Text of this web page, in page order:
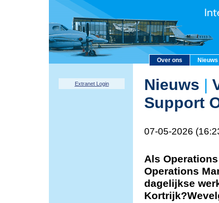
Over ons Nieuws
Extranet Login Nieuws |
Support
07-05-2026
Als
Operations
dagelijkse